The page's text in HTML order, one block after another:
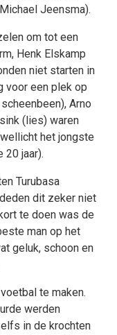
Jeensma).
om tot een
Henk Elskamp
niet starten in
voor een plek op
Arno
(lies) waren
het jongste
20 jaar).
Turubasa
dit zeker niet
te doen was de
man op het
geluk, schoon en
te maken.
werden
in de krochten